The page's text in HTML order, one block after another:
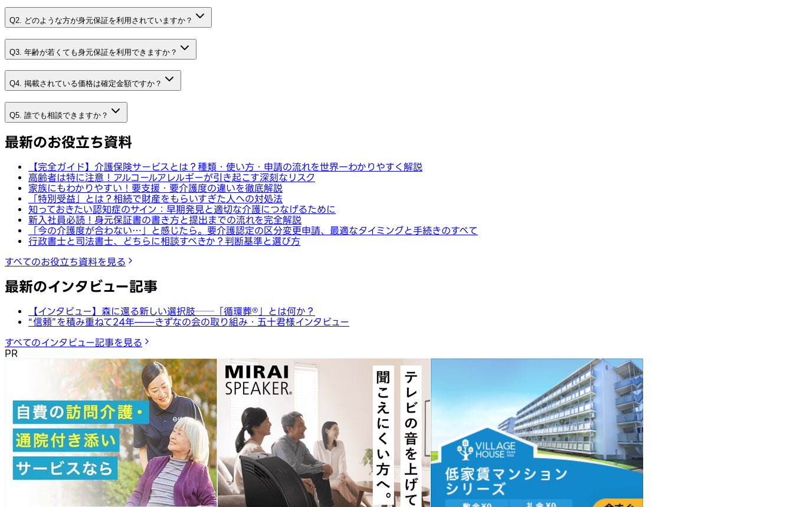
Q2. どのような方が身元保証を利用されていますか？
Q3. 年齢が若くても身元保証を利用できますか？
Q4. 掲載されている価格は確定金額ですか？
Q5. 誰でも相談できますか？
最新のお役立ち資料
【完全ガイド】介護保険サービスとは？種類・使い方・申請の流れを世界一わかりやすく解説
高齢者は特に注意！アルコールアレルギーが引き起こす深刻なリスク
家族にもわかりやすい！要支援・要介護度の違いを徹底解説
「特別受益」とは？相続で財産をもらいすぎた人への対処法
知っておきたい認知症のサイン：早期発見と適切な介護につなげるために
新入社員必読！身元保証書の書き方と提出までの流れを完全解説
「今の介護度が合わない…」と感じたら。要介護認定の区分変更申請、最適なタイミングと手続きのすべて
行政書士と司法書士、どちらに相談すべきか？判断基準と選び方
すべてのお役立ち資料を見る
最新のインタビュー記事
【インタビュー】森に還る新しい選択肢──「循環葬®︎」とは何か？
“信頼”を積み重ねて24年——きずなの会の取り組み・五十君様インタビュー
すべてのインタビュー記事を見る
PR